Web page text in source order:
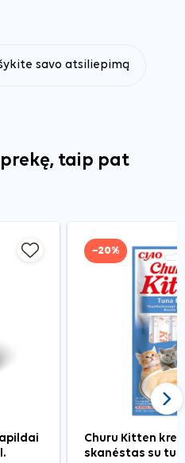
savo atsiliepimą
taip pat
−20%
Churu Kitten
skanėstas su